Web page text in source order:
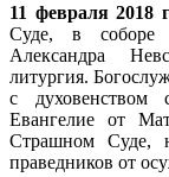
11 февраля 2018
Суде, в соборе
Александра
литургия.
с духовенством
Евангелие от
Страшном Суде,
праведников от